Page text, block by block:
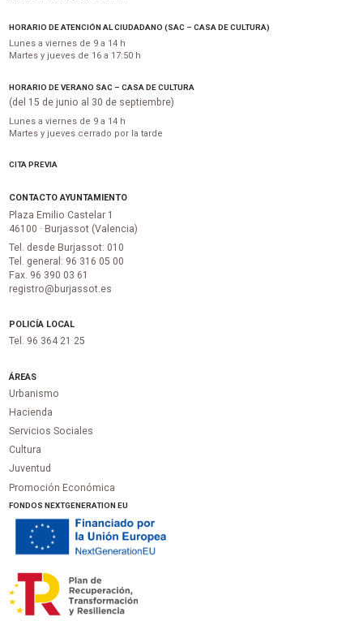
HORARIO DE ATENCIÓN AL CIUDADANO (SAC – CASA DE CULTURA)
Lunes a viernes de 9 a 14 h
Martes y jueves de 16 a 17:50 h
HORARIO DE VERANO SAC – CASA DE CULTURA
(del 15 de junio al 30 de septiembre)
Lunes a viernes de 9 a 14 h
Martes y jueves cerrado por la tarde
CITA PREVIA
CONTACTO AYUNTAMIENTO
Plaza Emilio Castelar 1
46100 · Burjassot (Valencia)
Tel. desde Burjassot: 010
Tel. general: 96 316 05 00
Fax. 96 390 03 61
registro@burjassot.es
POLICÍA LOCAL
Tel. 96 364 21 25
ÁREAS
Urbanismo
Hacienda
Servicios Sociales
Cultura
Juventud
Promoción Económica
FONDOS NEXTGENERATION EU